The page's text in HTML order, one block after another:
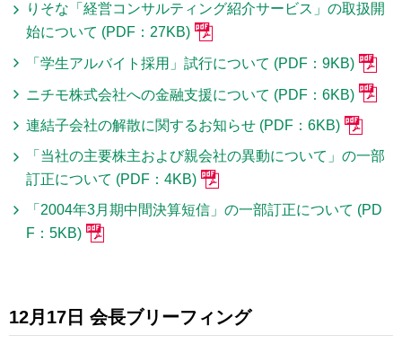
りそな「経営コンサルティング紹介サービス」の取扱開
始について (PDF：27KB)
「学生アルバイト採用」試行について (PDF：9KB)
ニチモ株式会社への金融支援について (PDF：6KB)
連結子会社の解散に関するお知らせ (PDF：6KB)
「当社の主要株主および親会社の異動について」の一部
訂正について (PDF：4KB)
「2004年3月期中間決算短信」の一部訂正について (PD
F：5KB)
12月17日 会長ブリーフィング